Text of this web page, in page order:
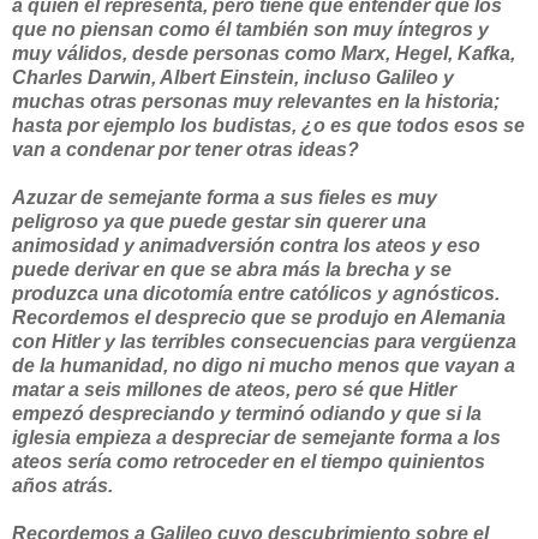
a quien él representa, pero tiene que entender que los
que no piensan como él también son muy íntegros y
muy válidos, desde personas como Marx, Hegel, Kafka,
Charles Darwin, Albert Einstein, incluso Galileo y
muchas otras personas muy relevantes en la historia;
hasta por ejemplo los budistas, ¿o es que todos esos se
van a condenar por tener otras ideas?
Azuzar de semejante forma a sus fieles es muy
peligroso ya que puede gestar sin querer una
animosidad y animadversión contra los ateos y eso
puede derivar en que se abra más la brecha y se
produzca una dicotomía entre católicos y agnósticos.
Recordemos el desprecio que se produjo en Alemania
con Hitler y las terribles consecuencias para vergüenza
de la humanidad, no digo ni mucho menos que vayan a
matar a seis millones de ateos, pero sé que Hitler
empezó despreciando y terminó odiando y que si la
iglesia empieza a despreciar de semejante forma a los
ateos sería como retroceder en el tiempo quinientos
años atrás.
Recordemos a Galileo cuyo descubrimiento sobre el